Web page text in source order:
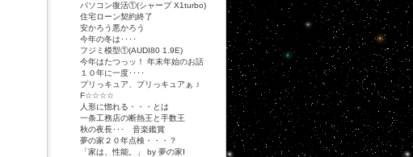
パソコン復活①(シャープ X1turbo)
住宅ローン契約終了
安かろう悪かろう
今年の冬は････
フジミ模型①(AUDI80 1.9E)
今年はたつっッ！ 年末年始のお話
１０年に一度････
プリっキュア、プリっキュアぁ ♪
F☆☆☆☆
人形に惚れる・・・とは
一条工務店の断熱王と手数王
秋の夜長･･･ 音楽鑑賞
夢の家２０年点検・・・？
「家は、性能。」 by 夢の家Ⅰ